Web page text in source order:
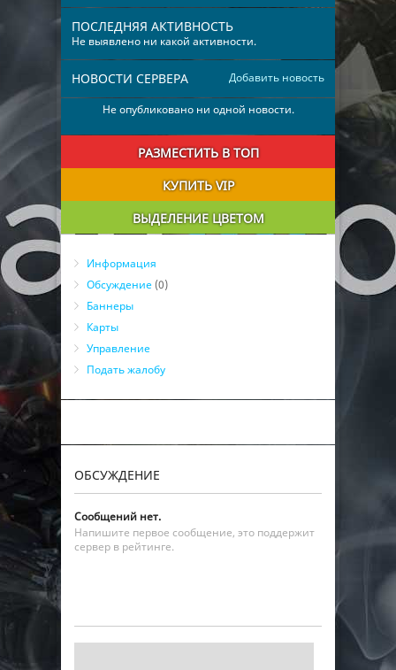
ПОСЛЕДНЯЯ АКТИВНОСТЬ
Не выявлено ни какой активности.
Добавить новость
НОВОСТИ СЕРВЕРА
Не опубликовано ни одной новости.
РАЗМЕСТИТЬ В ТОП
КУПИТЬ VIP
ВЫДЕЛЕНИЕ ЦВЕТОМ
Информация
Обсуждение (0)
Баннеры
Карты
Управление
Подать жалобу
ОБСУЖДЕНИЕ
Сообщений нет.
Напишите первое сообщение, это поддержит
сервер в рейтинге.